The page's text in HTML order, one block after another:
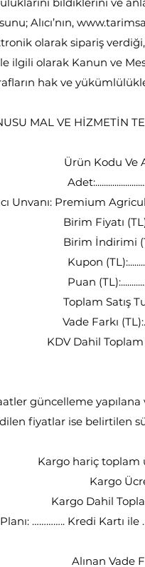
Alıcı’nın,
olarak sipariş
ilgili olarak Kanun ve
hak ve
MAL VE HİZMETİN
Ürün Kodu Ve
Unvanı: Premium
Birim Fiyatı
Birim İndirimi
Kupon
Puan
Toplam Satış
Vade Farkı
KDV Dahil Toplam
güncelleme
fiyatlar ise belirtilen
Kargo hariç toplam
Kargo
Kargo Dahil
………….. Kredi Kartı
Alınan Vade